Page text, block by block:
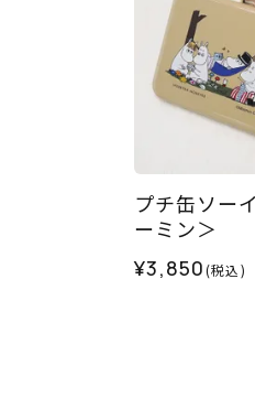
プチ缶ソー
ーミン＞
¥3,850(税込)